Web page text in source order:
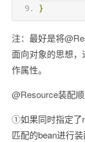
}
注：最好是将
面向对象的思想
作属性。
@Resource装配顺
①如果同时指定了
匹配的bean进行